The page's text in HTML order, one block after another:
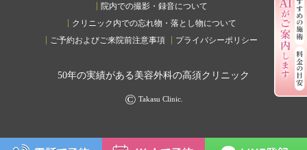
院内での撮影・録音について
クリニック内での忘れ物・落とし物について
ご予約およびご来院前注意事項
プライバシーポリシー
50年の実績がある美容外科の高須クリニック
© Takasu Clinic.